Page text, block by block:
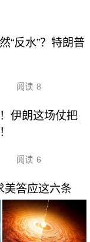
“反水”？特朗普
阅读 8
伊朗这场仗把
阅读 6
美答应这六条